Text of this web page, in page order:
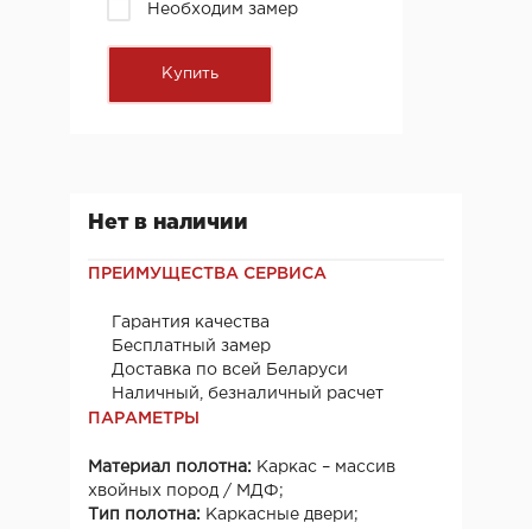
Необходим замер
Нет в наличии
ПРЕИМУЩЕСТВА СЕРВИСА
Гарантия качества
Бесплатный замер
Доставка по всей Беларуси
Наличный, безналичный расчет
ПАРАМЕТРЫ
Материал полотна: Каркас – массив
хвойных пород / МДФ;
Тип полотна: Каркасные двери;